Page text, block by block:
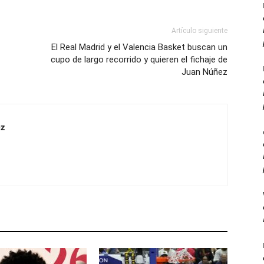
Artículo siguiente
El Real Madrid y el Valencia Basket buscan un
cupo de largo recorrido y quieren el fichaje de
Juan Núñez